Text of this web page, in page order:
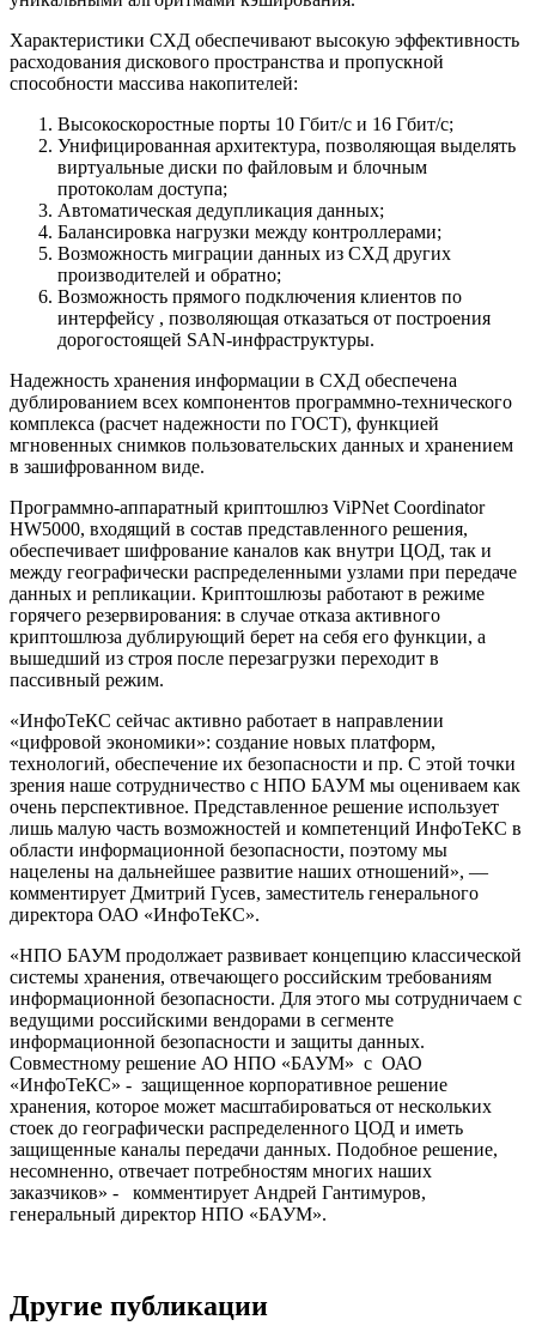
Характеристики СХД обеспечивают высокую эффективность
расходования дискового пространства и пропускной
способности массива накопителей:
Высокоскоростные порты 10 Гбит/с и 16 Гбит/с;
Унифицированная архитектура, позволяющая выделять
виртуальные диски по файловым и блочным
протоколам доступа;
Автоматическая дедупликация данных;
Балансировка нагрузки между контроллерами;
Возможность миграции данных из СХД других
производителей и обратно;
Возможность прямого подключения клиентов по
интерфейсу , позволяющая отказаться от построения
дорогостоящей SAN-инфраструктуры.
Надежность хранения информации в СХД обеспечена
дублированием всех компонентов программно-технического
комплекса (расчет надежности по ГОСТ), функцией
мгновенных снимков пользовательских данных и хранением
в зашифрованном виде.
Программно-аппаратный криптошлюз ViPNet Coordinator
HW5000, входящий в состав представленного решения,
обеспечивает шифрование каналов как внутри ЦОД, так и
между географически распределенными узлами при передаче
данных и репликации. Криптошлюзы работают в режиме
горячего резервирования: в случае отказа активного
криптошлюза дублирующий берет на себя его функции, а
вышедший из строя после перезагрузки переходит в
пассивный режим.
«ИнфоТеКС сейчас активно работает в направлении
«цифровой экономики»: создание новых платформ,
технологий, обеспечение их безопасности и пр. С этой точки
зрения наше сотрудничество с НПО БАУМ мы оцениваем как
очень перспективное. Представленное решение использует
лишь малую часть возможностей и компетенций ИнфоТеКС в
области информационной безопасности, поэтому мы
нацелены на дальнейшее развитие наших отношений», —
комментирует Дмитрий Гусев, заместитель генерального
директора ОАО «ИнфоТеКС».
«НПО БАУМ продолжает развивает концепцию классической
системы хранения, отвечающего российским требованиям
информационной безопасности. Для этого мы сотрудничаем с
ведущими российскими вендорами в сегменте
информационной безопасности и защиты данных.
Совместному решение АО НПО «БАУМ» с ОАО
«ИнфоТеКС» - защищенное корпоративное решение
хранения, которое может масштабироваться от нескольких
стоек до географически распределенного ЦОД и иметь
защищенные каналы передачи данных. Подобное решение,
несомненно, отвечает потребностям многих наших
заказчиков» - комментирует Андрей Гантимуров,
генеральный директор НПО «БАУМ».
Другие публикации